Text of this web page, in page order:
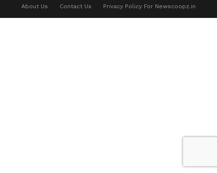
About Us Contact Us Privacy Policy For Newscoopz.in